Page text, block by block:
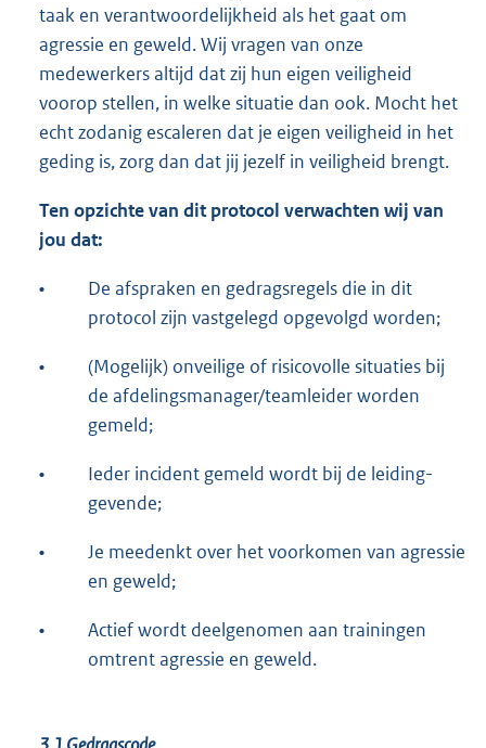
taak en verantwoordelijkheid als het gaat om
agressie en geweld. Wij vragen van onze
medewerkers altijd dat zij hun eigen veiligheid
voorop stellen, in welke situatie dan ook. Mocht het
echt zodanig escaleren dat je eigen veiligheid in het
geding is, zorg dan dat jij jezelf in veiligheid brengt.
Ten opzichte van dit protocol verwachten wij van
jou dat:
•
De afspraken en gedragsregels die in dit
protocol zijn vastgelegd opgevolgd worden;
•
(Mogelijk) onveilige of risicovolle situaties bij
de afdelingsmanager/teamleider worden
gemeld;
•
Ieder incident gemeld wordt bij de leiding-
gevende;
•
Je meedenkt over het voorkomen van agressie
en geweld;
•
Actief wordt deelgenomen aan trainingen
omtrent agressie en geweld.